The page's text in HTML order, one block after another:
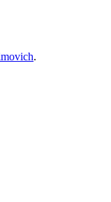
.